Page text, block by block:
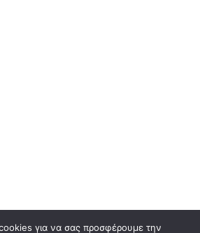
για να σας προσφέρουμε την